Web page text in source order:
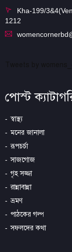
Kha-199/
1212
পোস্ট
স্বাস্থ্য
মনের জানালা
রূপচর্চা
সাজগোজ
গৃহ সজ্জা
রান্নাবান্না
ভ্রমণ
পাঠকের গল্প
সফলদের কথা